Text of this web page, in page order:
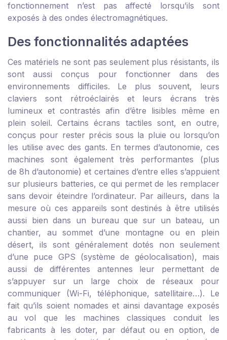
fonctionnement n’est pas affecté lorsqu’ils sont
exposés à des ondes électromagnétiques.
Des fonctionnalités adaptées
Ces matériels ne sont pas seulement plus résistants, ils
sont aussi conçus pour fonctionner dans des
environnements difficiles. Le plus souvent, leurs
claviers sont rétroéclairés et leurs écrans très
lumineux et contrastés afin d’être lisibles même en
plein soleil. Certains écrans tactiles sont, en outre,
conçus pour rester précis sous la pluie ou lorsqu’on
les utilise avec des gants. En termes d’autonomie, ces
machines sont également très performantes (plus
de 8h d’autonomie) et certaines d’entre elles s’appuient
sur plusieurs batteries, ce qui permet de les remplacer
sans devoir éteindre l’ordinateur. Par ailleurs, dans la
mesure où ces appareils sont destinés à être utilisés
aussi bien dans un bureau que sur un bateau, un
chantier, au sommet d’une montagne ou en plein
désert, ils sont généralement dotés non seulement
d’une puce GPS (système de géolocalisation), mais
aussi de différentes antennes leur permettant de
s’appuyer sur un large choix de réseaux pour
communiquer (Wi-Fi, téléphonique, satellitaire…). Le
fait qu’ils soient nomades et ainsi davantage exposés
au vol que les machines classiques conduit les
fabricants à les doter, par défaut ou en option, de